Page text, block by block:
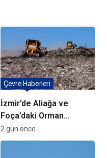
İzmir’de Aliağa ve
Foça’daki Orman
Yangınlarında
Ağaçlandırma Devam
Çevre Haberleri
2 gün önce